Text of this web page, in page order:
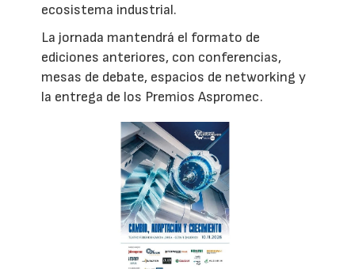
ecosistema industrial.
La jornada mantendrá el formato de
ediciones anteriores, con conferencias,
mesas de debate, espacios de networking y
la entrega de los Premios Aspromec.